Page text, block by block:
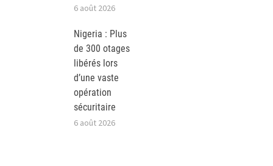
6 août 2026
Nigeria : Plus
de 300 otages
libérés lors
d’une vaste
opération
sécuritaire
6 août 2026